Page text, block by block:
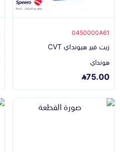
0450000A61
زيت قير هيونداي CVT
هونداي
75.00